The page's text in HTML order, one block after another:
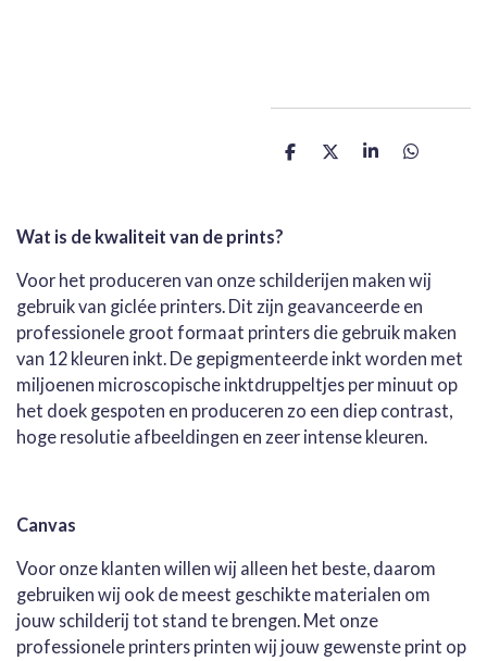
D
D
S
D
Wat is de kwaliteit van de prints?
Voor het produceren van onze schilderijen maken wij
gebruik van giclée printers. Dit zijn geavanceerde en
professionele groot formaat printers die gebruik maken
van 12 kleuren inkt. De gepigmenteerde inkt worden met
miljoenen microscopische inktdruppeltjes per minuut op
het doek gespoten en produceren zo een diep contrast,
hoge resolutie afbeeldingen en zeer intense kleuren.
Canvas
Voor onze klanten willen wij alleen het beste, daarom
gebruiken wij ook de meest geschikte materialen om
jouw schilderij tot stand te brengen. Met onze
professionele printers printen wij jouw gewenste print op